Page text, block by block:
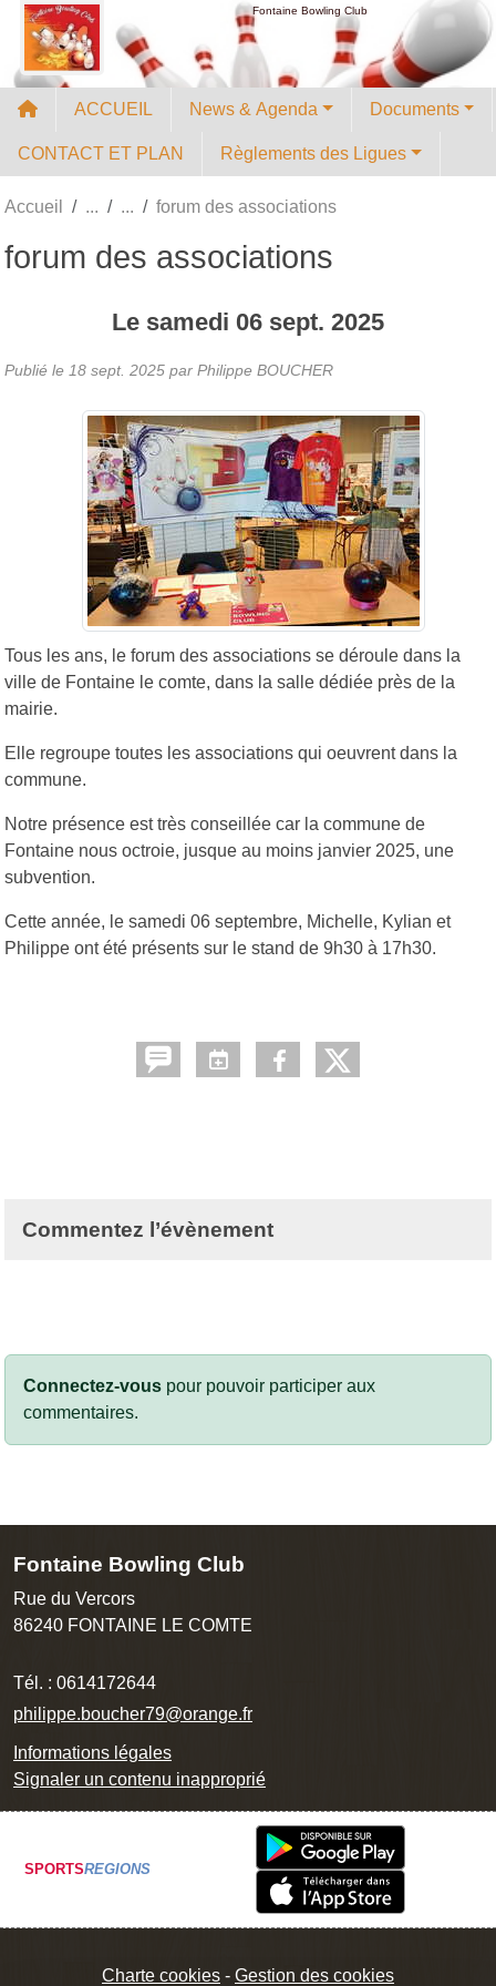
Fontaine Bowling Club
ACCUEIL News & Agenda Documents
CONTACT ET PLAN Règlements des Ligues
Accueil forum des associations
forum des associations
Le samedi 06 sept. 2025
Publié le 18 sept. 2025 par Philippe BOUCHER
Tous les ans, le forum des associations se déroule dans la
ville de Fontaine le comte, dans la salle dédiée près de la
mairie.
Elle regroupe toutes les associations qui oeuvrent dans la
commune.
Notre présence est très conseillée car la commune de
Fontaine nous octroie, jusque au moins janvier 2025, une
subvention.
Cette année, le samedi 06 septembre, Michelle, Kylian et
Philippe ont été présents sur le stand de 9h30 à 17h30.
Commentez l’évènement
Connectez-vous pour pouvoir participer aux
commentaires.
Fontaine Bowling Club
Rue du Vercors
86240 FONTAINE LE COMTE
Tél. : 0614172644
philippe.boucher79@orange.fr
Informations légales
Signaler un contenu inapproprié
SPORTSREGIONS
Charte cookies Gestion des cookies
Panneau de gestion des cookies